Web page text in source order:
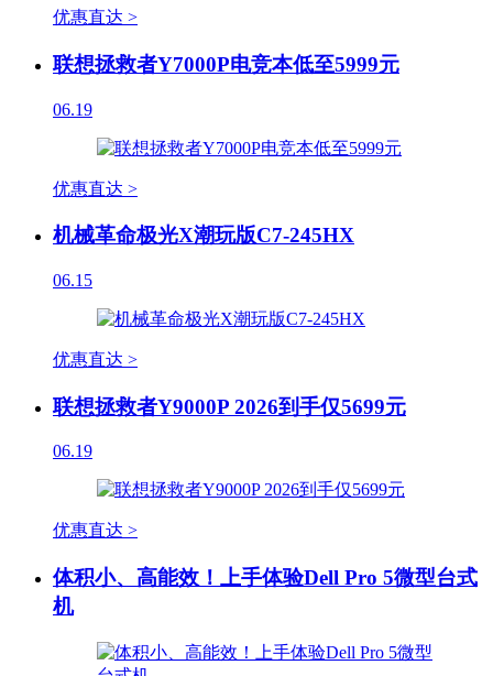
优惠直达 >
联想拯救者Y7000P电竞本低至5999元
06.19
优惠直达 >
机械革命极光X潮玩版C7-245HX
06.15
优惠直达 >
联想拯救者Y9000P 2026到手仅5699元
06.19
优惠直达 >
体积小、高能效！上手体验Dell Pro 5微型台式
机